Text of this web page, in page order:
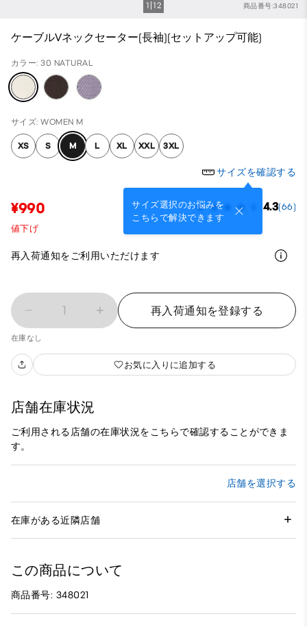
商品番号:348021
1 12
ケーブルVネックセーター(長袖)(セットアップ可能)
カラー: 30 NATURAL
サイズ: WOMEN M
XS S M L XL XXL 3XL
サイズを確認する
サイズ選択のお悩みを
こちらで解決できます
¥990 4.3(66)
値下げ
再入荷通知をご利用いただけます
1 再入荷通知を登録する
在庫なし
お気に入りに追加する
店舗在庫状況
ご利用される店舗の在庫状況をこちらで確認することができま
す。
店舗を選択する
在庫がある近隣店舗
この商品について
商品番号: 348021